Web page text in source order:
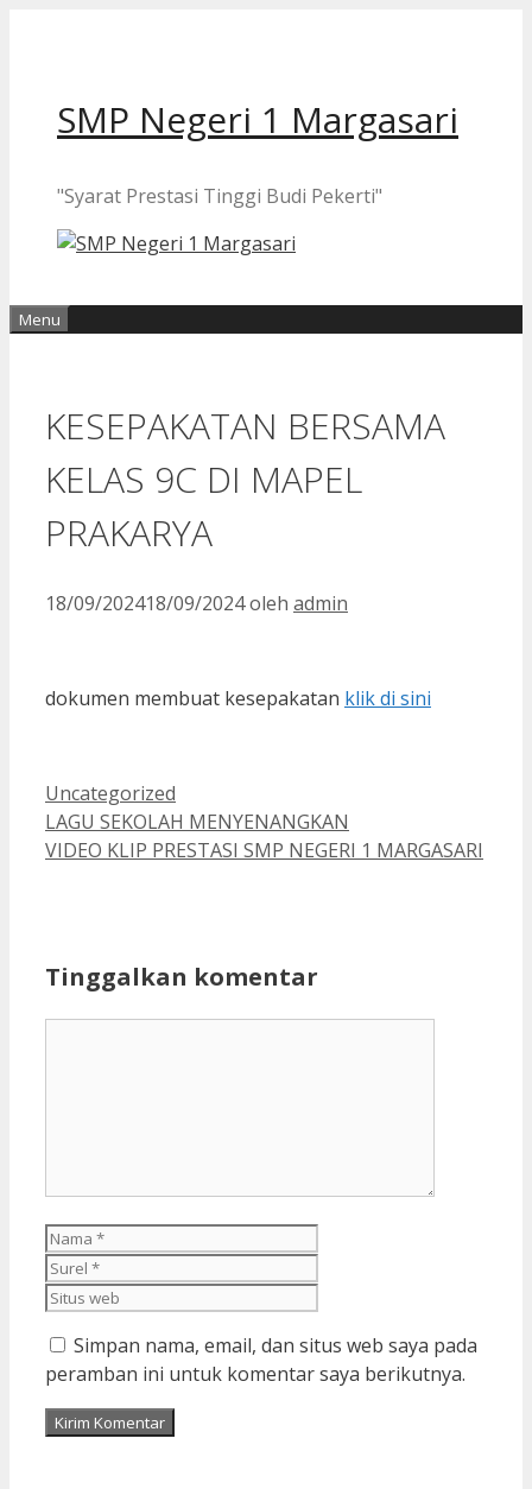
SMP Negeri 1 Margasari
"Syarat Prestasi Tinggi Budi Pekerti"
Menu
KESEPAKATAN BERSAMA
KELAS 9C DI MAPEL
PRAKARYA
18/09/202418/09/2024oleh admin
dokumen membuat kesepakatan klik di sini
Kategori
Uncategorized
LAGU SEKOLAH MENYENANGKAN
VIDEO KLIP PRESTASI SMP NEGERI 1 MARGASARI
Tinggalkan komentar
Nama
Simpan nama, email, dan situs web saya pada
peramban ini untuk komentar saya berikutnya.